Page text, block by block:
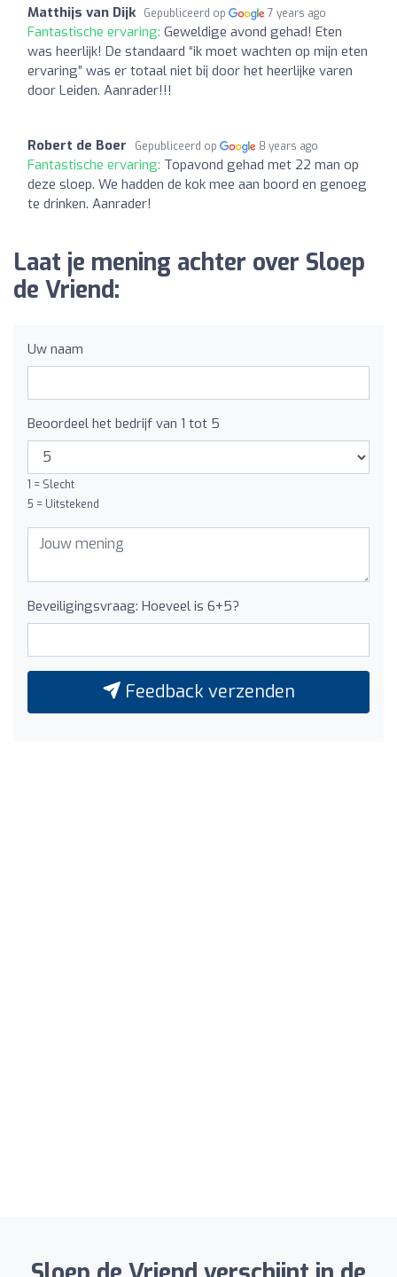
Matthijs van Dijk Gepubliceerd op 7 years ago
Fantastische ervaring: Geweldige avond gehad! Eten
was heerlijk! De standaard “ik moet wachten op mijn eten
ervaring” was er totaal niet bij door het heerlijke varen
door Leiden. Aanrader!!!
Robert de Boer Gepubliceerd op 8 years ago
Fantastische ervaring: Topavond gehad met 22 man op
deze sloep. We hadden de kok mee aan boord en genoeg
te drinken. Aanrader!
Laat je mening achter over Sloep
de Vriend:
Uw naam
Beoordeel het bedrijf van 1 tot 5
1 = Slecht
5 = Uitstekend
Beveiligingsvraag: Hoeveel is 6+5?
Feedback verzenden